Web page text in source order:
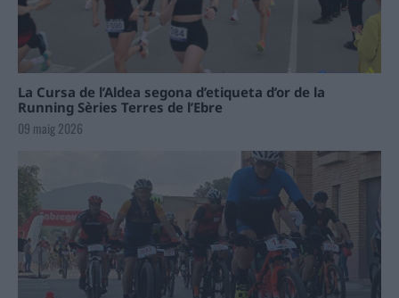
La Cursa de l’Aldea segona d’etiqueta d’or de la
Running Sèries Terres de l’Ebre
09 maig 2026